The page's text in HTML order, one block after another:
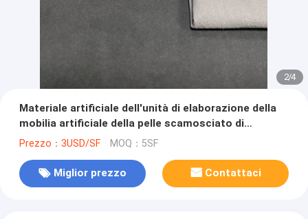
2/4
Materiale artificiale dell'unità di elaborazione della
mobilia artificiale della pelle scamosciato di
PORTATA dell'azo dello SGS
Prezzo：3USD/SF MOQ：5SF
Miglior prezzo Contattaci